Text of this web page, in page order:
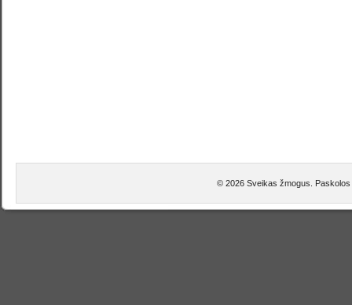
© 2026 Sveikas žmogus.